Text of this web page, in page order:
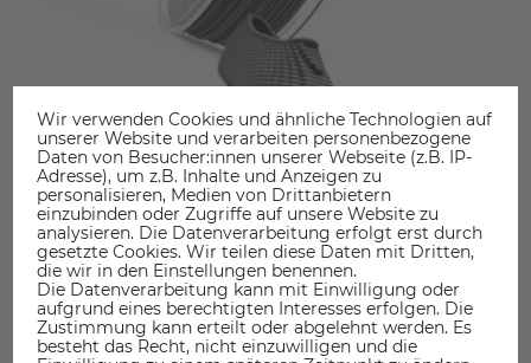
Filaflex Foamy
Mit dynamischer Schäumtechnologie, um leichte, elastische Teile
mit reduziertem Gewicht und Dichte zu drucken.
Wir verwenden Cookies und ähnliche Technologien auf
unserer Website und verarbeiten personenbezogene
Daten von Besucher:innen unserer Webseite (z.B. IP-
Adresse), um z.B. Inhalte und Anzeigen zu
personalisieren, Medien von Drittanbietern
einzubinden oder Zugriffe auf unsere Website zu
analysieren. Die Datenverarbeitung erfolgt erst durch
gesetzte Cookies. Wir teilen diese Daten mit Dritten,
die wir in den Einstellungen benennen.
Die Datenverarbeitung kann mit Einwilligung oder
aufgrund eines berechtigten Interesses erfolgen. Die
Zustimmung kann erteilt oder abgelehnt werden. Es
besteht das Recht, nicht einzuwilligen und die